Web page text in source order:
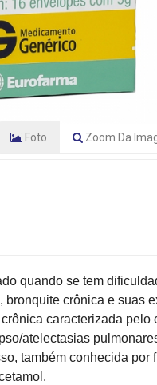
Foto Zoom Da
quando se tem
crônica e suas
caracterizada
atelectasias
também conhecida por